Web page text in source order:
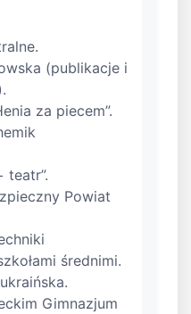
(publikacje i
za piecem”.
teatr”.
Powiat
średnimi.
Gimnazjum